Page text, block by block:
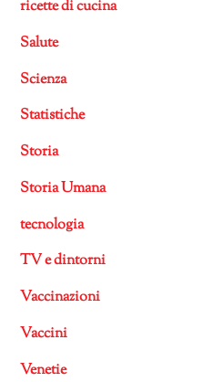
ricette di cucina
Salute
Scienza
Statistiche
Storia
Storia Umana
tecnologia
TV e dintorni
Vaccinazioni
Vaccini
Venetie